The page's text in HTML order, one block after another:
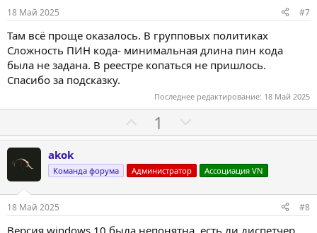
в
н
ы
о
л
о
с
в
н
ы
г
о
л
о
с
18 Май 2025 #7
Там всё проще оказалось. В групповых политиках
Сложность ПИН кода- минимальная длина пин кода
была не задана. В реестре копаться не пришлось.
Спасибо за подсказку.
Последнее редактирование: 18 Май 2025
о
и
т
в
1
е
а
т
в
akok
Команда форума Администратор Ассоциация VN
18 Май 2025 #8
Версия windows 10 была непонятна, есть ли диспетчер